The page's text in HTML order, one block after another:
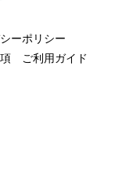
ーポリシー
ご利用ガイド